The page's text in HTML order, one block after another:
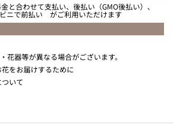
と合わせて支払い、後払い（GMO後払い）、
ニで前払い がご利用いただけます
花器等が異なる場合がございます。
をお届けするために
いて